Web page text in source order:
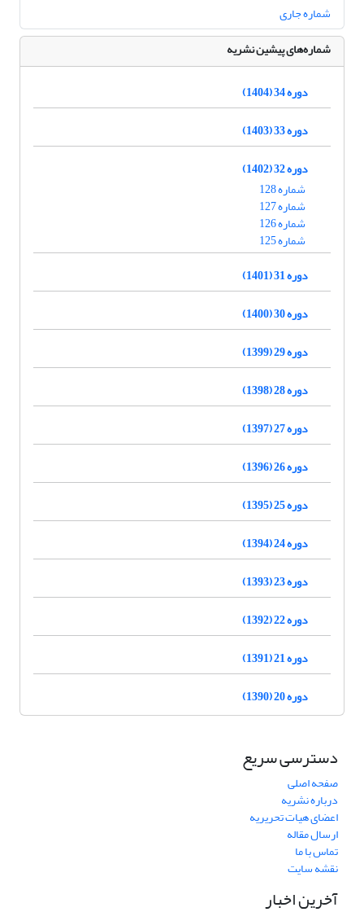
شماره جاری
شماره‌های پیشین نشریه
دوره 34 (1404)
دوره 33 (1403)
دوره 32 (1402)
شماره 128
شماره 127
شماره 126
شماره 125
دوره 31 (1401)
دوره 30 (1400)
دوره 29 (1399)
دوره 28 (1398)
دوره 27 (1397)
دوره 26 (1396)
دوره 25 (1395)
دوره 24 (1394)
دوره 23 (1393)
دوره 22 (1392)
دوره 21 (1391)
دوره 20 (1390)
دسترسی سریع
صفحه اصلی
درباره نشریه
اعضای هیات تحریریه
ارسال مقاله
تماس با ما
نقشه سایت
آخرین اخبار